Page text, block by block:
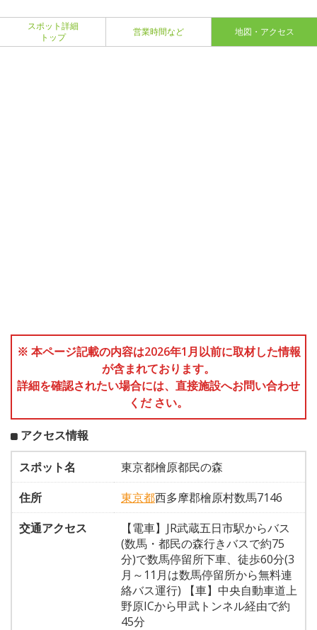
スポット詳細
トップ
営業時間など 地図・アクセス
※ 本ページ記載の内容は2026年1月以前に取材した情報
が含まれております。
詳細を確認されたい場合には、直接施設へお問い合わせ
くだ さい。
アクセス情報
スポット名
東京都檜原都民の森
住所
東京都西多摩郡檜原村数馬7146
交通アクセス
【電車】JR武蔵五日市駅からバス
(数馬・都民の森行きバスで約75
分)で数馬停留所下車、徒歩60分(3
月～11月は数馬停留所から無料連
絡バス運行) 【車】中央自動車道上
野原ICから甲武トンネル経由で約
45分